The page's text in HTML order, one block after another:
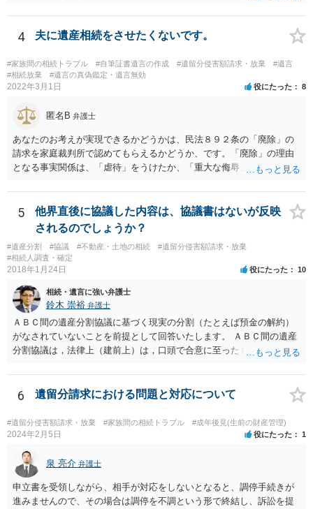
4 夫に遺産相続をさせたくないです。
#家族間の相続トラブル #自筆証書遺言の作成 #遺留分侵害額請求・放棄
#遺言
#相続放棄
#遺言の真偽鑑定・遺言無効
2022年3月1日 役にたった 8
匿名B 弁護士
あなたのお考えが実現できるかどうかは、民法８９２条の「廃除」の
請求を家庭裁判所で認めてもらえるかどうか、です。「廃除」の理由
となる事実関係は、「虐待」をうけたか、「重大な侮辱」を受けた
「廃除」は遺言でも可能です（民法８９３条）。 弁護士に具体的な事
情を話して相談して、「廃除」が可能か、実際に法律相談を受けるこ
とをお勧めします。
5
他界直後に協議した内容は、協議書はないが反映
されるのでしょうか？
#遺産分割 #協議 #不動産・土地の相続
#遺留分侵害額請求・放棄
#相続人調査・確定
2018年1月24日 役にたった 10
相続・遺言に強い弁護士
鈴木 崇裕 弁護士
ＡＢＣ間の遺産分割協議に基づく現実の分割（たとえば預金の解約）
がなされていないことを前提として回答いたします。 ＡＢＣ間の遺産
分割協議は，法律上（建前上）は，口頭で合意に至ったものであって
ん。 また，不動産の名義を移転するためには，遺産分割協議書への署
名捺印を得る必要があります。 したがって，残念ながら，「ＡＢＣ間
難と思われます。 「ＡＢＣ間の遺産分割協議は未了のまま，ＡとＢが
死亡し，二次相続が発生した」という前提に基づいて協議を進める必
議の内容を前提とした主張をすることが最も有利ですが，ＡＢの相続
人は応じない姿勢を示していることから，実現は困難だと思います。
主張としては維持しつつも，現実的な解決方法（遺産分割協議の落と
しどころ）としては，譲歩することを甘受しなければならないかもし
6 遺留分請求における問題と対応について
#遺留分侵害額請求・放棄 #家族間の相続トラブル #成年後見(生前の財産管理)
2024年2月5日 役にたった 1
泉 亮介 弁護士
申立書を受領しながら、相手が対応をしないとなると、調停手続きが
進みませんので、その場合は調停を不調という形で終結し、訴訟を提